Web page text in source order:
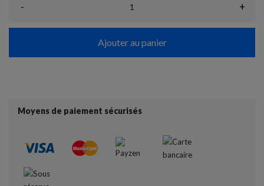
- +
Ajouter au panier
Moyens de paiement sécurisés